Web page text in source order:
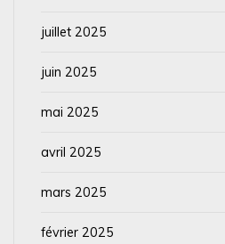
juillet 2025
juin 2025
mai 2025
avril 2025
mars 2025
février 2025